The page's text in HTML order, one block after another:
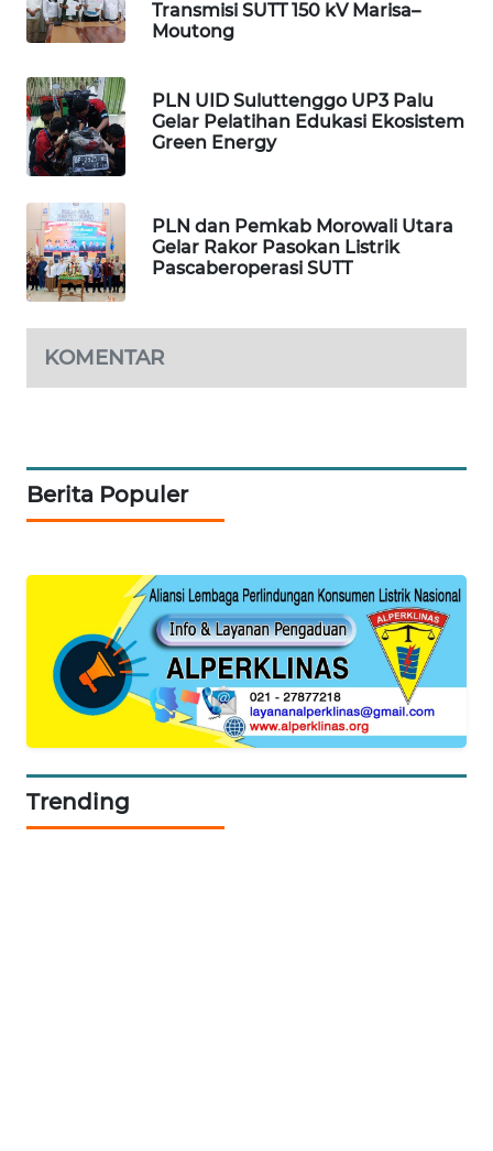
Transmisi SUTT 150 kV Marisa–
Moutong
PLN UID Suluttenggo UP3 Palu
Gelar Pelatihan Edukasi Ekosistem
Green Energy
PLN dan Pemkab Morowali Utara
Gelar Rakor Pasokan Listrik
Pascaberoperasi SUTT
KOMENTAR
Berita Populer
Trending
WAHANA
WAHANA
OTOMOTIF
HEALTH
WAHANA
DESA
MASYARAKAT
KELISTRIKAN
WALINKI
MAWAKA
ID